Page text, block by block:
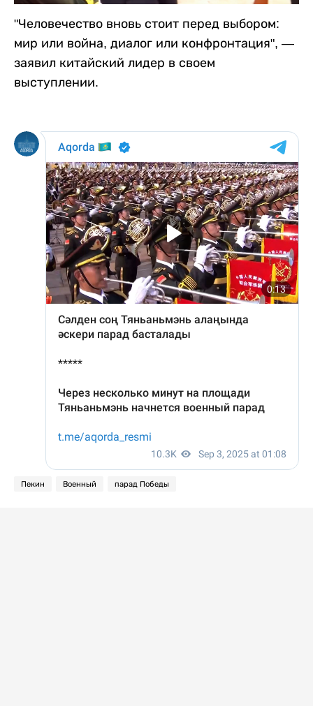
"Человечество вновь стоит перед выбором:
мир или война, диалог или конфронтация", —
заявил китайский лидер в своем
выступлении.
Пекин Военный парад Победы